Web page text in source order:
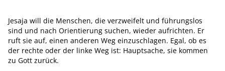
Jesaja will die Menschen, die verzweifelt und führungslos
sind und nach Orientierung suchen, wieder aufrichten. Er
ruft sie auf, einen anderen Weg einzuschlagen. Egal, ob es
der rechte oder der linke Weg ist: Hauptsache, sie kommen
zu Gott zurück.